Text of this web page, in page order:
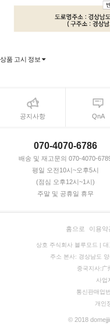
상품 고시 정보
공지사항 QnA
070-4070-6786
배송 및 재고문의 070-4070-
평일 오전10시~오후5시
(점심 오후12시~1시)
주말 및 공휴일 휴무
홈으로 이용약
상호 주식회사 블루모드 |
주소 본사: 경상남도
중국지사:广
사업
통신판매업
개인
© 2018